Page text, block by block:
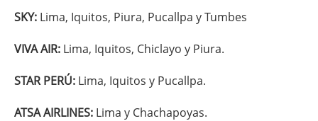
SKY: Lima, Iquitos, Piura, Pucallpa y Tumbes
VIVA AIR: Lima, Iquitos, Chiclayo y Piura.
STAR PERÚ: Lima, Iquitos y Pucallpa.
ATSA AIRLINES: Lima y Chachapoyas.